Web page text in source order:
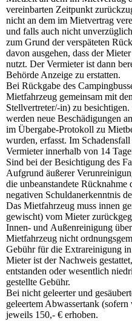
vereinbarten Zeitpunkt
nicht an dem im Mietvertrag
und falls auch nicht
zum Grund der verspäteten
davon ausgehen, dass der
nutzt. Der Vermieter ist dann
Behörde Anzeige zu erstatten.
Bei Rückgabe des
Mietfahrzeug gemeinsam mit
Stellvertreter/-in) zu
werden neue Beschädigungen
im Übergabe-Protokoll zu
wurden, erfasst. Im
Vermieter innerhalb von 14
Sind bei der Besichtigung des
Aufgrund äußerer
die unbeanstandete Rücknahme
negativen Schuldanerkenntnis
Das Mietfahrzeug muss innen
gewischt) vom Mieter
Innen- und Außenreinigung
Mietfahrzeug nicht
Gebühr für die Extrareinigung
Mieter ist der Nachweis
entstanden oder wesentlich
gestellte Gebühr.
Bei nicht geleerter und
geleertem Abwassertank
jeweils 150,- € erhoben.